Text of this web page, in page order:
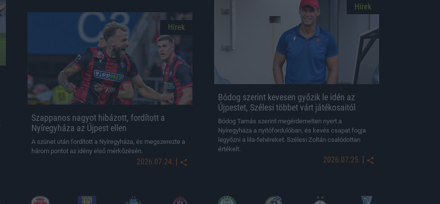
Hírek
Bódog szerint kevesen győzik le idén az
Újpestet, Szélesi többet várt játékosaitól
Bódog Tamás szerint megérdemelten nyert a
Nyíregyháza a nyitófordulóban, és kevés csapat fogja
legyőzni a lila-fehéreket. Szélesi Zoltán csalódottan
értékelt.
2026.07.25. |
Hírek
Szappanos nagyot hibázott, fordított a
Nyíregyháza az Újpest ellen
A szünet után fordított a Nyíregyháza, és megszerezte a
három pontot az idény első mérkőzésén.
2026.07.24. |